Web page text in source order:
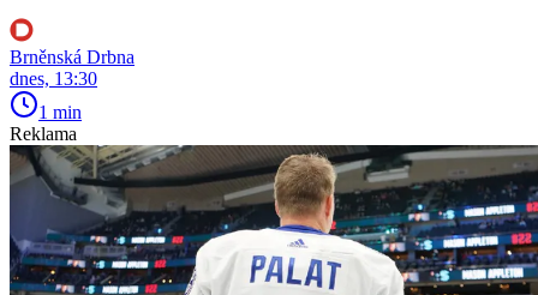
Brněnská Drbna
dnes, 13:30
1 min
Reklama